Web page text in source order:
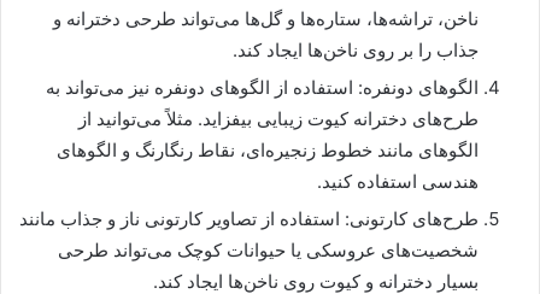
ناخن، تراشه‌ها، ستاره‌ها و گل‌ها می‌تواند طرحی دخترانه و
جذاب را بر روی ناخن‌ها ایجاد کند.
الگوهای دونفره: استفاده از الگوهای دونفره نیز می‌تواند به
طرح‌های دخترانه کیوت زیبایی بیفزاید. مثلاً می‌توانید از
الگوهای مانند خطوط زنجیره‌ای، نقاط رنگارنگ و الگوهای
هندسی استفاده کنید.
طرح‌های کارتونی: استفاده از تصاویر کارتونی ناز و جذاب مانند
شخصیت‌های عروسکی یا حیوانات کوچک می‌تواند طرحی
بسیار دخترانه و کیوت روی ناخن‌ها ایجاد کند.